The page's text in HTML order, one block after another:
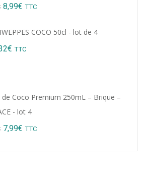
Original
8,99€ Current
TTC
COCO 50cl - lot de 4
€ TTC
de Coco Premium 250mL – Brique –
- lot 4
Original
7,99€ Current
TTC